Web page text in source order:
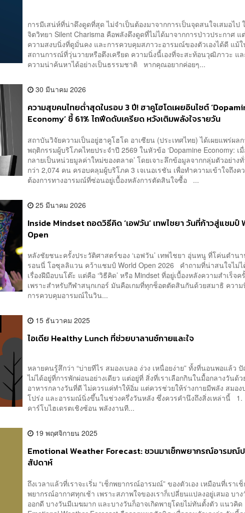
การมีเสน่ห์ที่น่าดึงดูดที่สุด ไม่จำเป็นต้องมาจากการเป็นจุดสนใจเสมอไป
จิตวิทยา Silent Charisma คือพลังดึงดูดที่ไม่ได้มาจากการป่าวประกาศ แ
ความสงบนิ่งที่ดูมั่นคง และการควบคุมสภาวะอารมณ์ของตัวเองได้ดี แม้ใ
สถานการณ์ที่วุ่นวายหรือตึงเครียด ความนิ่งนี้เองที่จะสะท้อนวุฒิภาวะ แล
ความน่าค้นหาได้อย่างเป็นธรรมชาติ หากคุณอยากค่อยๆ...
30 มีนาคม 2026
ความสุขคนไทยต่ำสุดในรอบ 3 ปี! ฮาคูโฮโดเผยอินไซต์
Economy’ ชี้ 61% ไถฟีดดับเครียด หวังเติมพลังใจรายวัน
สถาบันวิจัยความเป็นอยู่ฮาคูโฮโด อาเซียน (ประเทศไทย) ได้เผยแพร่ผล
พฤติกรรมผู้บริโภคไทยประจำปี 2569 ในหัวข้อ ‘Dopamine Economy: เ
กลายเป็นหน่วยมูลค่าใหม่ของตลาด’ โดยเจาะลึกข้อมูลจากกลุ่มตัวอย่าง
กว่า 2,074 คน ครอบคลุมผู้บริโภค 3 เจเนอเรชัน เพื่อทำความเข้าใจถึงค
ต้องการทางอารมณ์ที่ซ่อนอยู่เบื้องหลังการตัดสินใจซื้อ ...
25 มีนาคม 2026
Inside Mindset ถอดวิธีคิด ‘เอฟวัน’ เทพไชยา วันที่ก้าวสู่แชมป์
Open
หลังชัยชนะครั้งประวัติศาสตร์ของ ‘เอฟวัน’ เทพไชยา อุ่นหนู ที่โค่นตำนา
รอนนี่ โอซุลลิแวน คว้าแชมป์ World Open 2026 คำถามที่น่าสนใจไม่
เรื่องฝีมือบนโต๊ะ แต่คือ ‘วิธีคิด’ หรือ Mindset ที่อยู่เบื้องหลังความสำเร็จค
เพราะสำหรับกีฬาสนุกเกอร์ มันคือเกมที่ทุกช็อตตัดสินกันด้วยสมาธิ ความ
การควบคุมอารมณ์ในวิน...
15 ธันวาคม 2025
ไอเดีย Healthy Lunch ที่ช่วยบาลานซ์กายและใจ
หลายคนรู้สึกว่า “บ่ายทีไร สมองเบลอ ง่วง เหนื่อยง่าย” ทั้งที่นอนพอแล้ว
ไม่ได้อยู่ที่การพักผ่อนอย่างเดียว แต่อยู่ที่ สิ่งที่เราเลือกกินในมื้อกลางวันด้ว
อาหารกลางวันที่ดี ไม่ควรแค่ทำให้อิ่ม แต่ควรช่วยให้ร่างกายมีพลัง สมอง
โปร่ง และอารมณ์นิ่งขึ้นในช่วงครึ่งวันหลัง ซึ่งควรคำนึงถึงสิ่งเหล่านี้ 1.
คาร์โบไฮเดรตเชิงซ้อน พลังงานที...
19 พฤศจิกายน 2025
Emotional Weather Forecast: ชวนมาเช็กพยากรณ์อารมณ์ป
สัปดาห์
ถึงเวลาแล้วที่เราจะเริ่ม “เช็กพยากรณ์อารมณ์” ของตัวเอง เหมือนที่เราเ
พยากรณ์อากาศทุกเช้า เพราะสภาพใจของเราก็เปลี่ยนแปลงอยู่เสมอ บา
ออกดี บางวันมีเมฆมาก และบางวันก็อาจเกิดพายุโดยไม่ทันตั้งตัว แนวคิด